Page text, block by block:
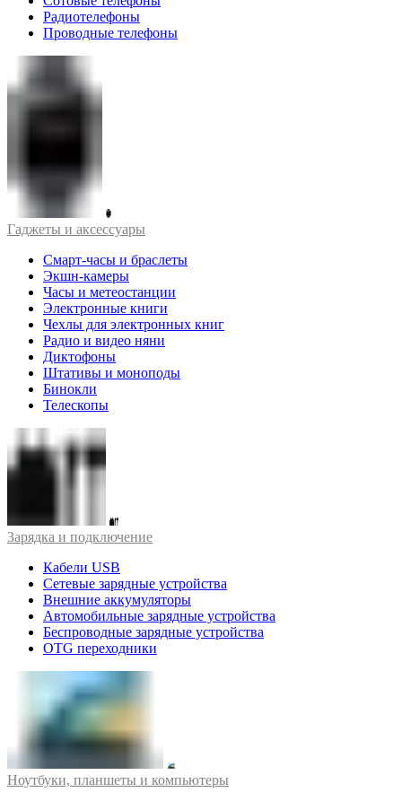
Радиотелефоны
Проводные телефоны
Гаджеты и аксессуары
Смарт-часы и браслеты
Экшн-камеры
Часы и метеостанции
Электронные книги
Чехлы для электронных книг
Радио и видео няни
Диктофоны
Штативы и моноподы
Бинокли
Телескопы
Зарядка и подключение
Кабели USB
Сетевые зарядные устройства
Внешние аккумуляторы
Автомобильные зарядные устройства
Беспроводные зарядные устройства
OTG переходники
Ноутбуки, планшеты и компьютеры